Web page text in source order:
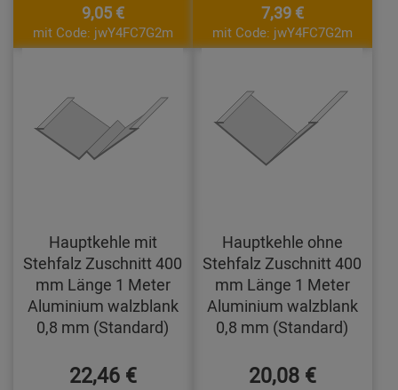
9,05 €
mit Code: jwY4FC7G2m
7,39 €
mit Code: jwY4FC7G2m
Hauptkehle mit
Stehfalz Zuschnitt 400
mm Länge 1 Meter
Aluminium walzblank
0,8 mm (Standard)
22,46 €
Hauptkehle ohne
Stehfalz Zuschnitt 400
mm Länge 1 Meter
Aluminium walzblank
0,8 mm (Standard)
20,08 €